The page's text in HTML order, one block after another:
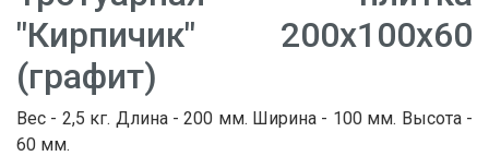
"Кирпичик" 200х100х60
(графит)
Вес - 2,5 кг. Длина - 200 мм. Ширина - 100 мм. Высота -
60 мм.